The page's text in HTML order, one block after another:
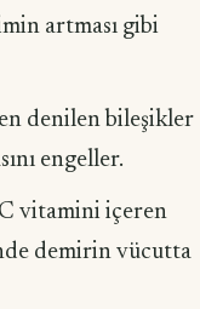
artması gibi
denilen bileşikler
engeller.
vitamini içeren
demirin vücutta